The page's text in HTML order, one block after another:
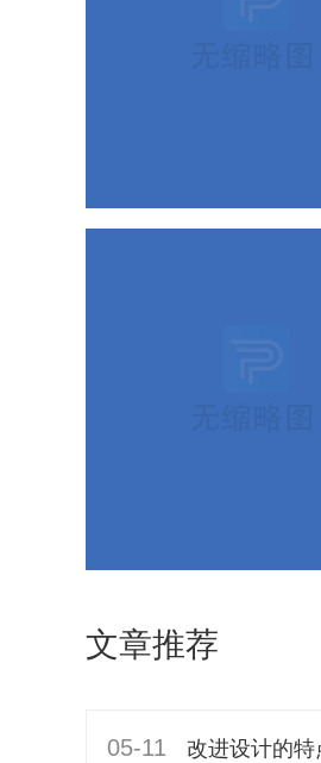
文章推荐
05-11 改进设计的